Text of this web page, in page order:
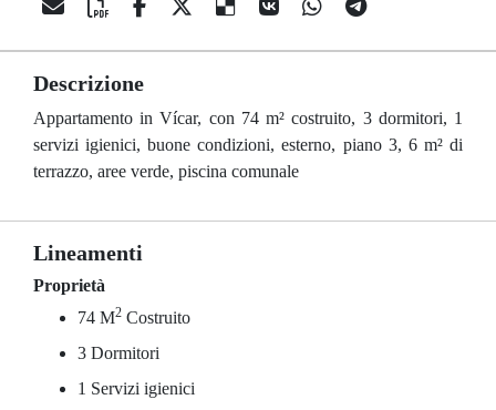
Descrizione
Appartamento in Vícar, con 74 m² costruito, 3 dormitori, 1
servizi igienici, buone condizioni, esterno, piano 3, 6 m² di
terrazzo, aree verde, piscina comunale
Lineamenti
Proprietà
74 M2 Costruito
3 Dormitori
1 Servizi igienici